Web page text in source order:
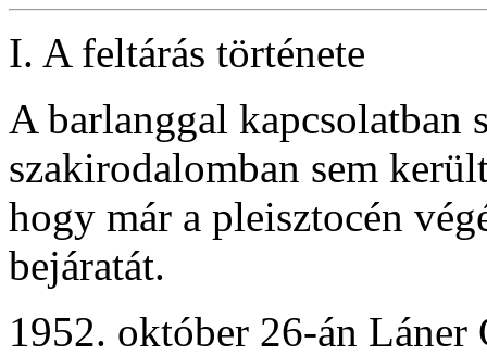
I. A feltárás története
A barlanggal kapcsolatban
szakirodalomban sem
hogy már a pleisztocén
bejáratát.
1952. október 26-án Láner